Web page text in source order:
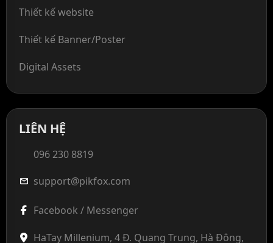
Thiết kế website
Thiết kế Banner/Poster
Digital Assets
LIÊN HỆ
096 230 8819
mail support@pikfox.com
Facebook / Messenger
HaTay Millenium, 4 Đ. Quang Trung, Hà Đông,